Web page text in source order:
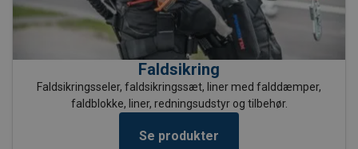
Faldsikring
Faldsikringsseler, faldsikringssæt, liner med falddæmper,
faldblokke, liner, redningsudstyr og tilbehør.
Se produkter